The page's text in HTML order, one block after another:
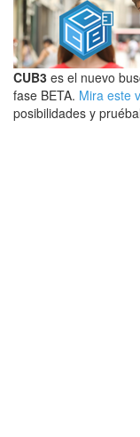
CUB3 es el nuevo
fase BETA. Mira este
posibilidades y